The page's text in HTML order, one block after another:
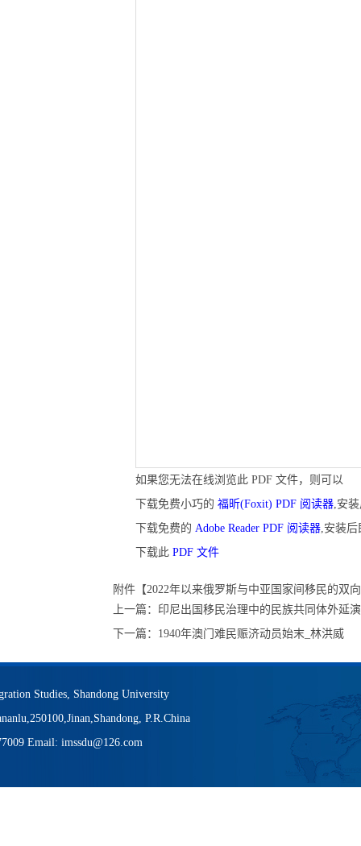
如果您无法在线浏览此 PDF 文件，则可以
下载免费小巧的 福昕(Foxit) PDF 阅读器,安
下载免费的 Adobe Reader PDF 阅读器,安装
下载此 PDF 文件
附件【2022年以来俄罗斯与中亚国家间移民的双
上一篇： 印尼出国移民治理中的民族共同体外延
下一篇： 1940年澳门难民赈济动员始末_林洪威
Studies, Shandong University
P.R.China
Email: imssdu@126.com